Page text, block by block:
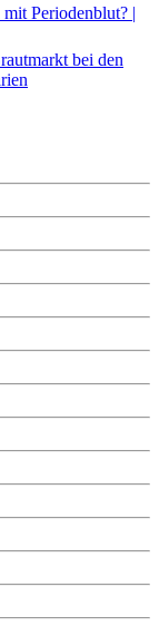
Periodenblut? |
bei den